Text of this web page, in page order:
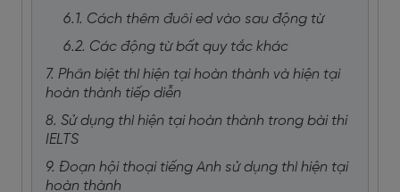
6.1. Cách thêm đuôi ed vào sau động từ
6.2. Các động từ bất quy tắc khác
7. Phân biệt thì hiện tại hoàn thành và hiện tại
hoàn thành tiếp diễn
8. Sử dụng thì hiện tại hoàn thành trong bài thi
IELTS
9. Đoạn hội thoại tiếng Anh sử dụng thì hiện tại
hoàn thành